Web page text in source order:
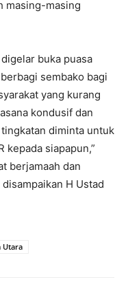
masing-masing
buka puasa
sembako bagi
yang kurang
kondusif dan
diminta untuk
kepada siapapun,”
berjamaah dan
H Ustad
Utara